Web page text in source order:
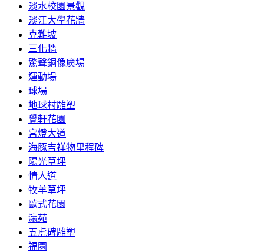
淡水校園景觀
淡江大學花牆
克難坡
三化牆
驚聲銅像廣場
運動場
球場
地球村雕塑
覺軒花園
宮燈大道
海豚吉祥物里程碑
陽光草坪
情人道
牧羊草坪
歐式花園
瀛苑
五虎碑雕塑
福園